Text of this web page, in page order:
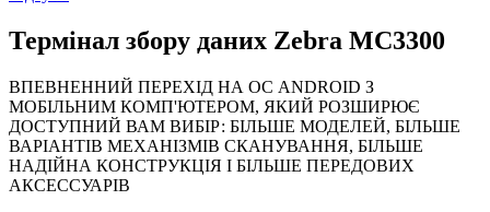
Термінал збору даних Zebra MC3300
ВПЕВНЕННИЙ ПЕРЕХІД НА ОС ANDROID З
МОБІЛЬНИМ КОМП'ЮТЕРОМ, ЯКИЙ РОЗШИРЮЄ
ДОСТУПНИЙ ВАМ ВИБІР: БІЛЬШЕ МОДЕЛЕЙ, БІЛЬШЕ
ВАРІАНТІВ МЕХАНІЗМІВ СКАНУВАННЯ, БІЛЬШЕ
НАДІЙНА КОНСТРУКЦІЯ І БІЛЬШЕ ПЕРЕДОВИХ
АКСЕССУАРІВ